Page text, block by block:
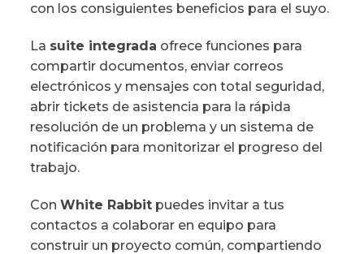
con los consiguientes beneficios para el suyo.
La suite integrada ofrece funciones para
compartir documentos, enviar correos
electrónicos y mensajes con total seguridad,
abrir tickets de asistencia para la rápida
resolución de un problema y un sistema de
notificación para monitorizar el progreso del
trabajo.
ConWhite Rabbit puedes invitar a tus
contactos a colaborar en equipo para
construir un proyecto común, compartiendo